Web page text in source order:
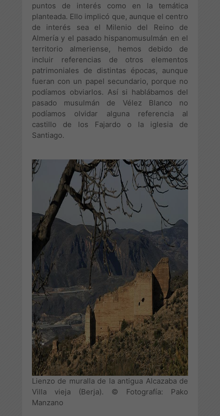
puntos de interés como en la temática
planteada. Ello implicó que, aunque el centro
de interés sea el Milenio del Reino de
Almería y el pasado hispanomusulmán en el
territorio almeriense, hemos debido de
incluir referencias de otros elementos
patrimoniales de distintas épocas, aunque
fueran con un papel secundario, porque no
podíamos obviarlos. Así si hablábamos del
pasado musulmán de Vélez Blanco no
podíamos olvidar alguna referencia al
castillo de los Fajardo o la iglesia de
Santiago.
Lienzo de muralla de la antigua Alcazaba de
Villa vieja (Berja). © Fotografía: Pako
Manzano